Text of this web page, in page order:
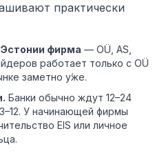
практически
фирма — OÜ, AS,
работает только с OÜ
заметно у́же.
Банки обычно ждут 12–24
У начинающей фирмы
EIS или личное